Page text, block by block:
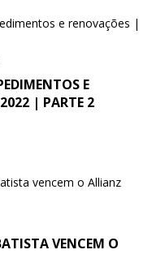
E
| PARTE 2
VENCEM O